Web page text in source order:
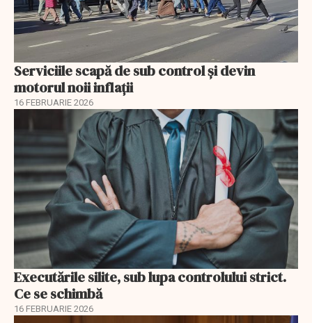
Serviciile scapă de sub control și devin
motorul noii inflații
16 FEBRUARIE 2026
Executările silite, sub lupa controlului strict.
Ce se schimbă
16 FEBRUARIE 2026